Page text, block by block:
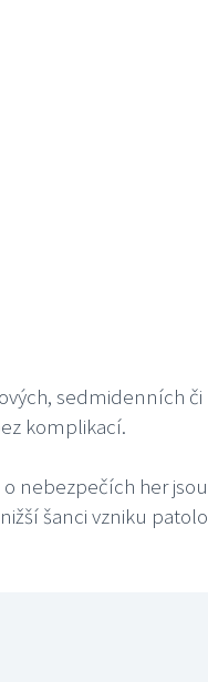
sedmidenních
komplikací.
nebezpečích her
šanci vzniku